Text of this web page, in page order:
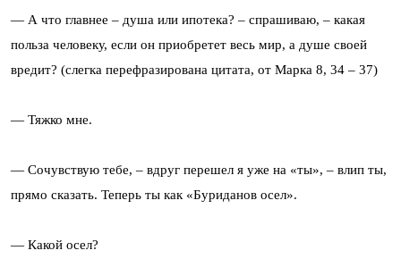
— А что главнее – душа или ипотека? – спрашиваю, – какая
польза человеку, если он приобретет весь мир, а душе своей
вредит? (слегка перефразирована цитата, от Марка 8, 34 – 37)
— Тяжко мне.
— Сочувствую тебе, – вдруг перешел я уже на «ты», – влип ты,
прямо сказать. Теперь ты как «Буриданов осел».
— Какой осел?